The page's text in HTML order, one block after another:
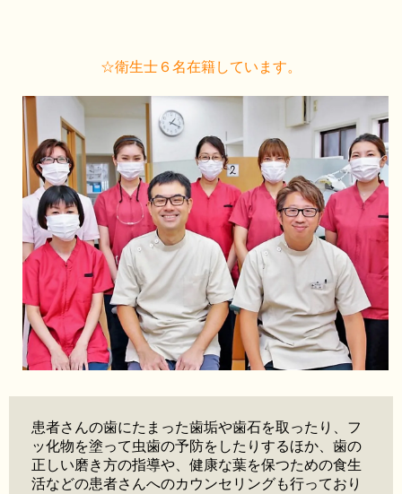
☆衛生士６名在籍しています。
患者さんの歯にたまった歯垢や歯石を取ったり、フ
ッ化物を塗って虫歯の予防をしたりするほか、歯の
正しい磨き方の指導や、健康な葉を保つための食生
活などの患者さんへのカウンセリングも行っており